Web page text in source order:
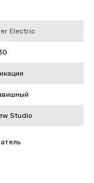
Electric
Studio